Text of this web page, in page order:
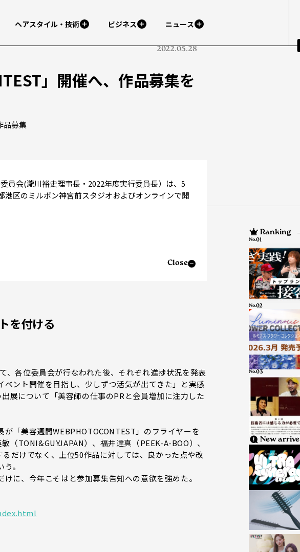
ヘアスタイル・技術 ビジネス ニュース
2022.05.28
」開催へ、作品募集を
品募集
員会(瀧川裕史理事長・2022年度実行委員長）は、5
区のミルボン神宮前スタジオおよびオンラインで開
Close
を付ける
、各位委員会が行なわれた後、それぞれ進捗状況を発表
ント開催を目指し、少しずつ活気が出てきた」と実感
展について「美容師の仕事のPRと会員増加に注力した
「美容週間WEBPHOTOCONTEST」のフライヤーを
（TONI&GUYJAPAN）、福井達真（PEEK-A-BOO）、
だけでなく、上位50作品に対しては、良かった点や改
。
に、今年こそはと参加募集告知への意欲を強めた。
Ranking
No.
No.
No.
New arrive